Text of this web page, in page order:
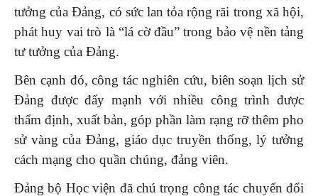
tưởng của Đảng, có sức lan tỏa rộng rãi trong xã hội,
phát huy vai trò là “lá cờ đầu” trong bảo vệ nền tảng
tư tưởng của Đảng.
Bên cạnh đó, công tác nghiên cứu, biên soạn lịch sử
Đảng được đẩy mạnh với nhiều công trình được
thẩm định, xuất bản, góp phần làm rạng rỡ thêm pho
sử vàng của Đảng, giáo dục truyền thống, lý tưởng
cách mạng cho quần chúng, đảng viên.
Đảng bộ Học viện đã chú trọng công tác chuyển đổi